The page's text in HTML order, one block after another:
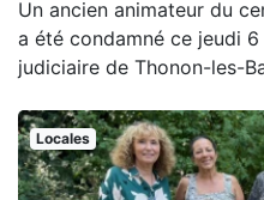
Un ancien animateur du
a été condamné ce jeudi
judiciaire de Thonon-les-
Locales